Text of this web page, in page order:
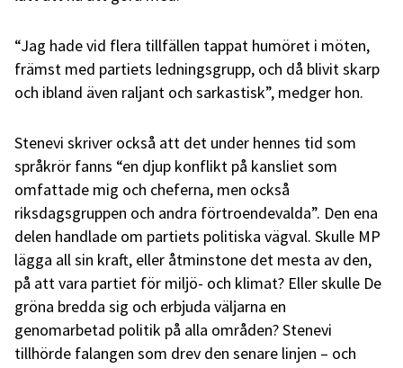
“Jag hade vid flera tillfällen tappat humöret i möten,
främst med partiets ledningsgrupp, och då blivit skarp
och ibland även raljant och sarkastisk”, medger hon.
Stenevi skriver också att det under hennes tid som
språkrör fanns “en djup konflikt på kansliet som
omfattade mig och cheferna, men också
riksdagsgruppen och andra förtroendevalda”. Den ena
delen handlade om partiets politiska vägval. Skulle MP
lägga all sin kraft, eller åtminstone det mesta av den,
på att vara partiet för miljö- och klimat? Eller skulle De
gröna bredda sig och erbjuda väljarna en
genomarbetad politik på alla områden? Stenevi
tillhörde falangen som drev den senare linjen – och